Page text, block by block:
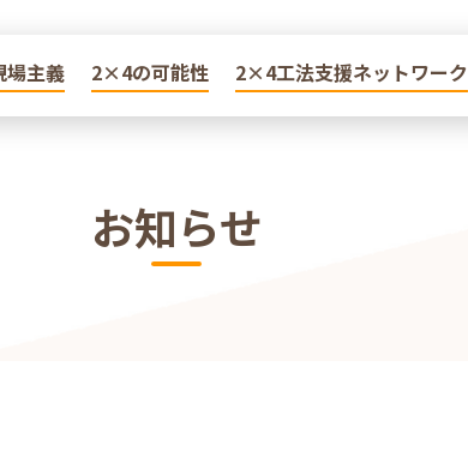
場主義
場主義 2×4の可能性
2×4の可能性 2×4工法支援ネットワーク
2×4工法支援ネットワーク
お知らせ